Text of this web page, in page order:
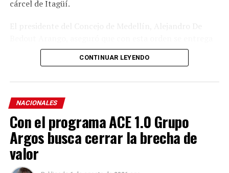
cárcel de Itagüí.
El presidente del Concejo de Medellín, Alejandro De
un mensaje poderoso, donde la llamada “falsa paz total”
de Gustavo Petro, se acaba.«No más beneficios, ni
«llegó el orden y la autoridad con Abelardo De La
Espriella».
De Bedout aseguró que las cárceles dejan de ser“una
oficina, una tarima, un hotel, un centro de operación
política y criminal del país”
CONTINUAR LEYENDO
NACIONALES
Con el programa ACE 1.0 Grupo
Argos busca cerrar la brecha de
valor